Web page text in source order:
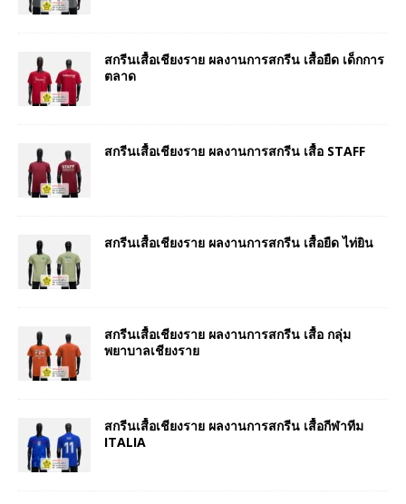
สกรีนเสื้อเชียงราย ผลงานการสกรีน เสื้อยืด เด็กการ
ตลาด
สกรีนเสื้อเชียงราย ผลงานการสกรีน เสื้อ STAFF
สกรีนเสื้อเชียงราย ผลงานการสกรีน เสื้อยืด ไท่ยิน
สกรีนเสื้อเชียงราย ผลงานการสกรีน เสื้อ กลุ่ม
พยาบาลเชียงราย
สกรีนเสื้อเชียงราย ผลงานการสกรีน เสื้อกีฬาทีม
ITALIA